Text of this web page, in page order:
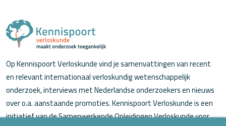
Op Kennispoort Verloskunde vind je samenvattingen van recent
en relevant internationaal verloskundig wetenschappelijk
onderzoek, interviews met Nederlandse onderzoekers en nieuws
over o.a. aanstaande promoties. Kennispoort Verloskunde is een
initiatief van de Samenwerkende Opleidingen Verloskunde voor